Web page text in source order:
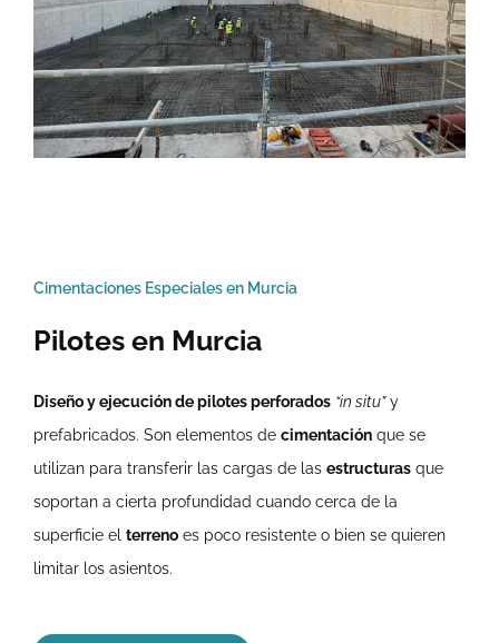
Cimentaciones Especiales en Murcia
Pilotes en Murcia
Diseño y ejecución de pilotes perforados “in situ”y
prefabricados. Son elementos de cimentación que se
utilizan para transferir las cargas de las estructuras que
soportan a cierta profundidad cuando cerca de la
superficie el terreno es poco resistente o bien se quieren
limitar los asientos.